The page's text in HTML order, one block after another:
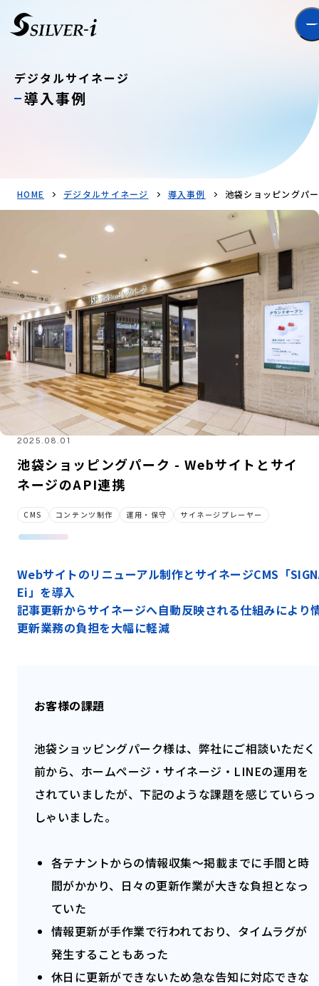
デジタルサイネージ
導入事例
HOME デジタルサイネージ 導入事例 池袋ショッピングパ
2025.08.01
池袋ショッピングパーク - Webサイトとサイ
ネージのAPI連携
CMS コンテンツ制作 運用・保守 サイネージプレーヤー
Webサイトのリニューアル制作とサイネージCMS「
Ei」を導入
記事更新からサイネージへ自動反映される仕組みにより
更新業務の負担を大幅に軽減
お客様の課題
池袋ショッピングパーク様は、弊社にご相談いただく
前から、ホームページ・サイネージ・LINEの運用を
されていましたが、下記のような課題を感じていらっ
しゃいました。
各テナントからの情報収集〜掲載までに手間と時
間がかかり、日々の更新作業が大きな負担となっ
ていた
情報更新が手作業で行われており、タイムラグが
発生することもあった
休日に更新ができないため急な告知に対応できな